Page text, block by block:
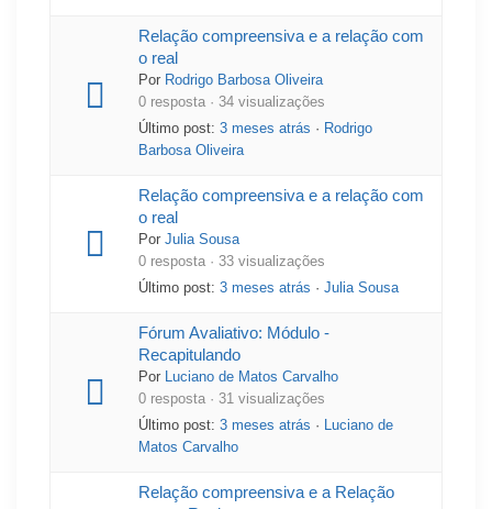
Relação compreensiva e a relação com
o real
Por Rodrigo Barbosa Oliveira
0 resposta · 34 visualizações
Último post: 3 meses atrás · Rodrigo
Barbosa Oliveira
Relação compreensiva e a relação com
o real
Por Julia Sousa
0 resposta · 33 visualizações
Último post: 3 meses atrás · Julia Sousa
Fórum Avaliativo: Módulo -
Recapitulando
Por Luciano de Matos Carvalho
0 resposta · 31 visualizações
Último post: 3 meses atrás · Luciano de
Matos Carvalho
Relação compreensiva e a Relação